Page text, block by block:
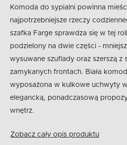
Komoda do sypialni powinna
najpotrzebniejsze rzeczy
szafka Farge sprawdza się w tej
podzielony na dwie części -
wysuwane szuflady oraz szerszą z
zamykanych frontach. Biała
wyposażona w kulkowe uchwyty
elegancką, ponadczasową
wnętrz.
Zobacz cały opis produktu